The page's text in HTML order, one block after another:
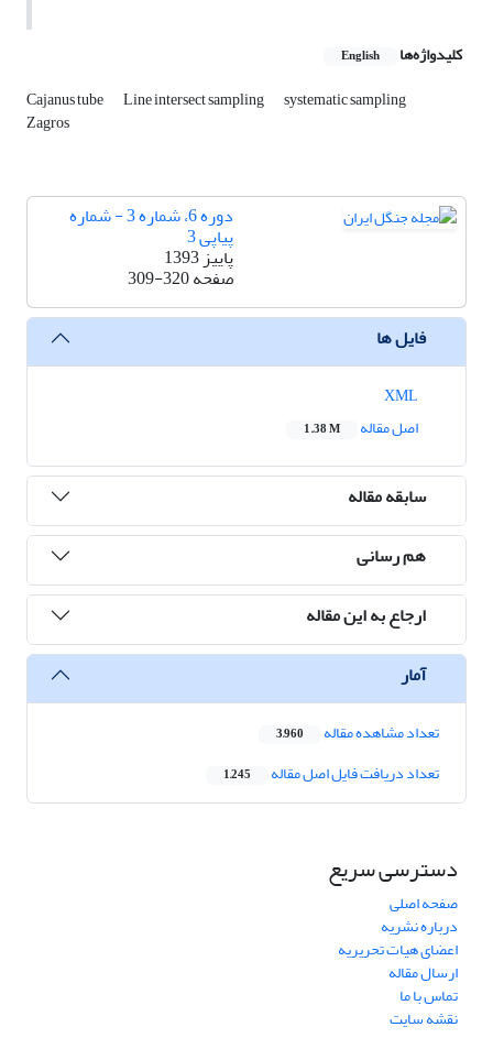
کلیدواژه‌ها English
Cajanus tube Line intersect sampling systematic sampling
Zagros
دوره 6، شماره 3 - شماره
پیاپی 3
پاییز 1393
صفحه309-320
فایل ها
اصل مقاله
1.38 M
سابقه مقاله
هم رسانی
ارجاع به این مقاله
آمار
تعداد مشاهده مقاله 3,960
تعداد دریافت فایل اصل مقاله 1,245
دسترسی سریع
صفحه اصلی
درباره نشریه
اعضای هیات تحریریه
ارسال مقاله
تماس با ما
نقشه سایت